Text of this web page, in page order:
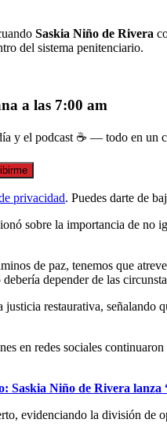
Saskia Niño de Rivera
del sistema penitenciario.
a las 7:00 am
y el podcast ☕ — todo en un
privacidad. Puedes darte de
sobre la importancia de no
de paz, tenemos que
depender de las
restaurativa, señalando
en redes sociales
Saskia Niño de Rivera lanza
evidenciando la división